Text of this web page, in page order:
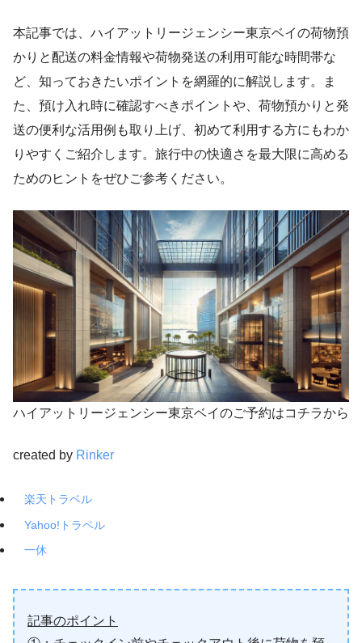
本記事では、ハイアットリージェンシー東京ベイの荷物預
かりと配送の料金情報や荷物発送の利用可能な時間帯な
ど、知っておきたいポイントを網羅的に解説します。ま
た、預け入れ時に確認すべきポイントや、荷物預かりと発
送の便利な活用例も取り上げ、初めて利用する方にもわか
りやすくご紹介します。旅行中の快適さを最大限に高める
ためのヒントをぜひご参考ください。
ハイアットリージェンシー東京ベイのご予約はコチラから
created by Rinker
楽天トラベル
Yahoo!トラベル
一休
記事のポイント